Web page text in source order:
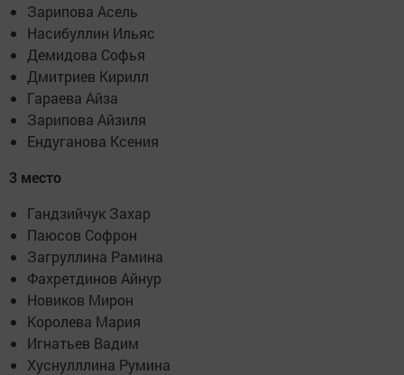
Зарипова Асель
Насибуллин Ильяс
Демидова Софья
Дмитриев Кирилл
Гараева Айза
Зарипова Айзиля
Ендуганова Ксения
3 место
Гандзийчук Захар
Паюсов Софрон
Загруллина Рамина
Фахретдинов Айнур
Новиков Мирон
Королева Мария
Игнатьев Вадим
Хуснулллина Румина